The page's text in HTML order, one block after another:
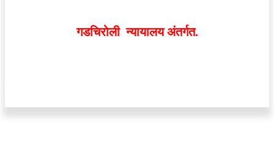
गडचिरोली न्यायालय अंतर्गत.